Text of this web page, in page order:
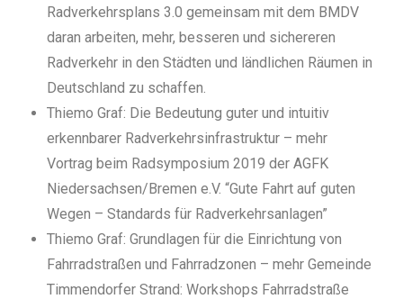
Radverkehrsplans 3.0 gemeinsam mit dem BMDV
daran arbeiten, mehr, besseren und sichereren
Radverkehr in den Städten und ländlichen Räumen in
Deutschland zu schaffen.
Thiemo Graf: Die Bedeutung guter und intuitiv
erkennbarer Radverkehrsinfrastruktur – mehr
Vortrag beim Radsymposium 2019 der AGFK
Niedersachsen/Bremen e.V. “Gute Fahrt auf guten
Wegen – Standards für Radverkehrsanlagen”
Thiemo Graf: Grundlagen für die Einrichtung von
Fahrradstraßen und Fahrradzonen – mehr Gemeinde
Timmendorfer Strand: Workshops Fahrradstraße